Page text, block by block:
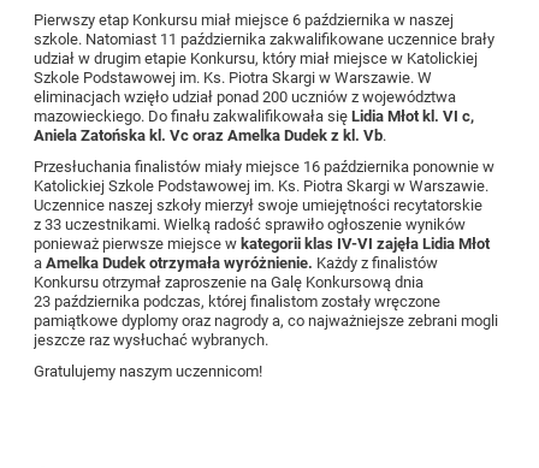
Pierwszy etap Konkursu miał miejsce 6 października w naszej
szkole. Natomiast 11 października zakwalifikowane uczennice brały
udział w drugim etapie Konkursu, który miał miejsce w Katolickiej
Szkole Podstawowej im. Ks. Piotra Skargi w Warszawie. W
eliminacjach wzięło udział ponad 200 uczniów z województwa
mazowieckiego. Do finału zakwalifikowała sięLidia Młot kl. VI c,
Aniela Zatońska kl. Vc oraz Amelka Dudek z kl. Vb.
Przesłuchania finalistów miały miejsce 16 października ponownie w
Katolickiej Szkole Podstawowej im. Ks. Piotra Skargi w Warszawie.
Uczennice naszej szkoły mierzył swoje umiejętności recytatorskie
z 33 uczestnikami. Wielką radość sprawiło ogłoszenie wyników
ponieważ pierwsze miejsce w kategorii klas IV-VI zajęła Lidia Młot
aAmelka Dudek otrzymała wyróżnienie. Każdy z finalistów
Konkursu otrzymał zaproszenie na Galę Konkursową dnia
23 października podczas, której finalistom zostały wręczone
pamiątkowe dyplomy oraz nagrody a, co najważniejsze zebrani mogli
jeszcze raz wysłuchać wybranych.
Gratulujemy naszym uczennicom!